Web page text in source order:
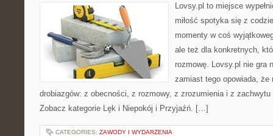
Lovsy.pl to miejsce
miłość spotyka się z
momenty w coś
ale też dla konkretnych,
rozmowę. Lovsy.pl nie gra
zamiast tego opowiada,
drobiazgów: z obecności, z rozmowy, z zrozumienia i z
Zobacz kategorie Lęk i Niepokój i Przyjaźń. […]
CATEGORIES: ZAWODY I WYDARZENIA